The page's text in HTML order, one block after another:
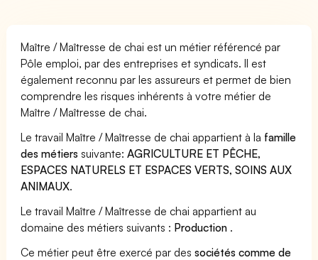
Maître / Maîtresse de chai est un métier référencé par
Pôle emploi, par des entreprises et syndicats. Il est
également reconnu par les assureurs et permet de bien
comprendre les risques inhérents à votre métier de
Maître / Maîtresse de chai.
Le travail Maître / Maîtresse de chai appartient à la famille
des métiers suivante:AGRICULTURE ET PÊCHE,
ESPACES NATURELS ET ESPACES VERTS, SOINS AUX
ANIMAUX.
Le travail Maître / Maîtresse de chai appartient au
domaine des métiers suivants : Production .
Ce métier peut être exercé par dessociétés comme de